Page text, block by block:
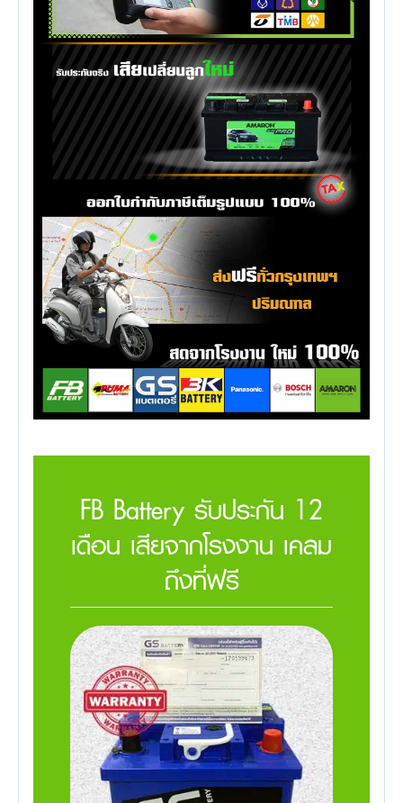
FB Battery รับประกัน 12
เดือน เสียจากโรงงาน เคลม
ถึงที่ฟรี